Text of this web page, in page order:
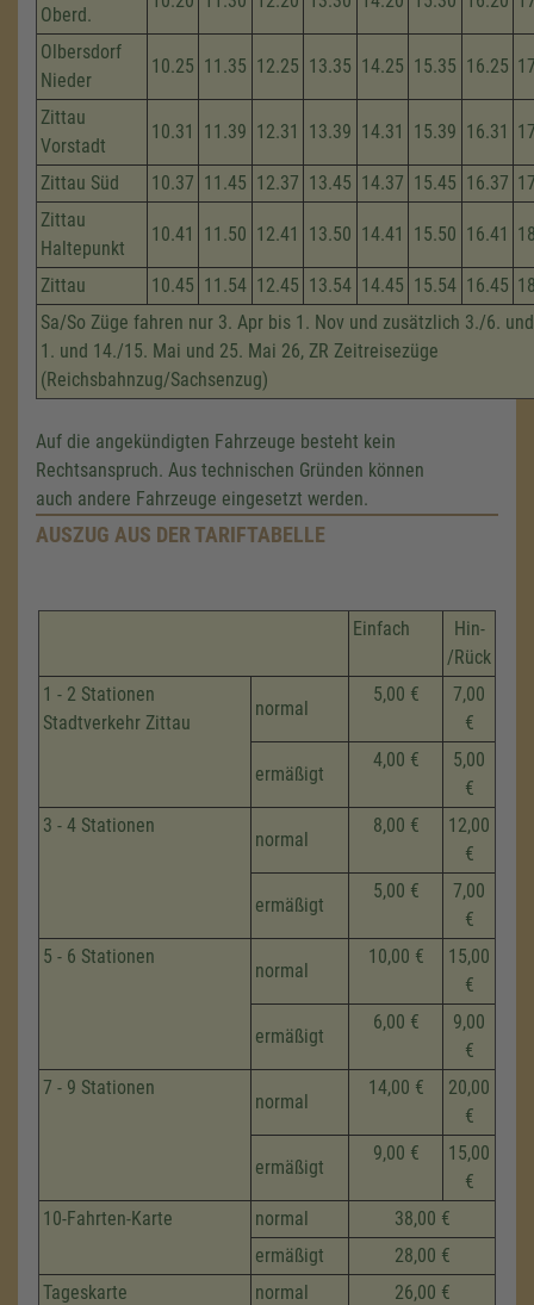
Oberd.
Olbersdorf
Nieder
10.25 11.35 12.25 13.35 14.25 15.35 16.25
Zittau
Vorstadt
10.31 11.39 12.31 13.39 14.31 15.39 16.31
Zittau Süd 10.37 11.45 12.37 13.45 14.37 15.45 16.37
Zittau
Haltepunkt
10.41 11.50 12.41 13.50 14.41 15.50 16.41
Zittau 10.45 11.54 12.45 13.54 14.45 15.54 16.45
Sa/So Züge fahren nur 3. Apr bis 1. Nov und zusätzlich 3./6.
1. und 14./15. Mai und 25. Mai 26, ZR Zeitreisezüge
(Reichsbahnzug/Sachsenzug)
Auf die angekündigten Fahrzeuge besteht kein
Rechtsanspruch. Aus technischen Gründen können
auch andere Fahrzeuge eingesetzt werden.
AUSZUG AUS DER TARIFTABELLE
Einfach
Hin-
/Rück
1 - 2 Stationen
Stadtverkehr Zittau
normal
5,00 €
7,00
€
ermäßigt
4,00 €
5,00
€
3 - 4 Stationen
normal
8,00 €
12,00
€
ermäßigt
5,00 €
7,00
€
5 - 6 Stationen
normal
10,00 €
15,00
€
ermäßigt
6,00 €
9,00
€
7 - 9 Stationen
normal
14,00 €
20,00
€
ermäßigt
9,00 €
15,00
€
10-Fahrten-Karte
normal
38,00 €
ermäßigt
28,00 €
Tageskarte
normal
26,00 €